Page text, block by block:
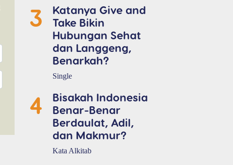
3
Katanya Give and
Take Bikin
Hubungan Sehat
dan Langgeng,
Benarkah?
Single
4
Bisakah Indonesia
Benar-Benar
Berdaulat, Adil,
dan Makmur?
Kata Alkitab